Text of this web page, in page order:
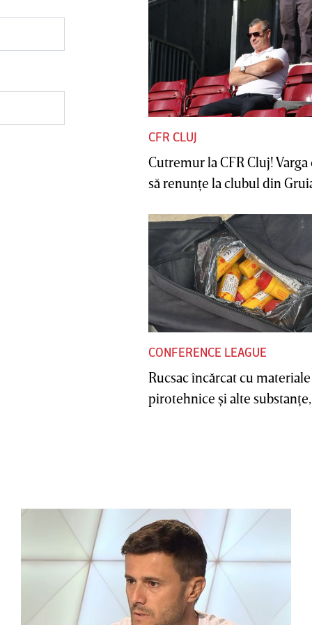
CFR CLUJ
Cutremur la CFR Cluj! Varga
să renunţe la clubul din
CONFERENCE LEAGUE
Rucsac încărcat cu materiale
pirotehnice şi alte substanţe,